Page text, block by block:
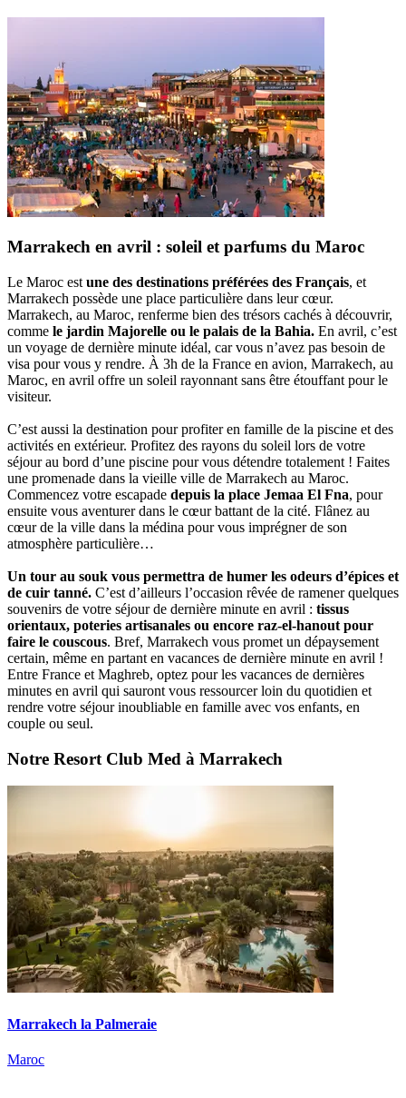
Marrakech en avril : soleil et parfums du Maroc
Le Maroc est une des destinations préférées des Français, et
Marrakech possède une place particulière dans leur cœur.
Marrakech, au Maroc, renferme bien des trésors cachés à découvrir,
comme le jardin Majorelle ou le palais de la Bahia. En avril, c’est
un voyage de dernière minute idéal, car vous n’avez pas besoin de
visa pour vous y rendre. À 3h de la France en avion, Marrakech, au
Maroc, en avril offre un soleil rayonnant sans être étouffant pour le
visiteur.
C’est aussi la destination pour profiter en famille de la piscine et des
activités en extérieur. Profitez des rayons du soleil lors de votre
séjour au bord d’une piscine pour vous détendre totalement ! Faites
une promenade dans la vieille ville de Marrakech au Maroc.
Commencez votre escapade depuis la place Jemaa El Fna, pour
ensuite vous aventurer dans le cœur battant de la cité. Flânez au
cœur de la ville dans la médina pour vous imprégner de son
atmosphère particulière…
Un tour au souk vous permettra de humer les odeurs d’épices et
de cuir tanné. C’est d’ailleurs l’occasion rêvée de ramener quelques
souvenirs de votre séjour de dernière minute en avril : tissus
orientaux, poteries artisanales ou encore raz-el-hanout pour
faire le couscous. Bref, Marrakech vous promet un dépaysement
certain, même en partant en vacances de dernière minute en avril !
Entre France et Maghreb, optez pour les vacances de dernières
minutes en avril qui sauront vous ressourcer loin du quotidien et
rendre votre séjour inoubliable en famille avec vos enfants, en
couple ou seul.
Notre Resort Club Med à Marrakech
Marrakech la Palmeraie
Maroc